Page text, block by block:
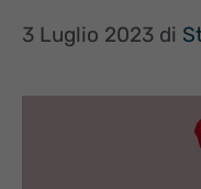
3 Luglio 2023 di